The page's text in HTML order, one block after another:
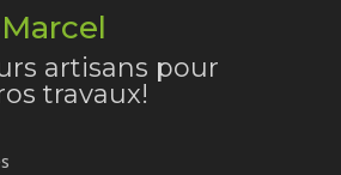
artisans pour
travaux!